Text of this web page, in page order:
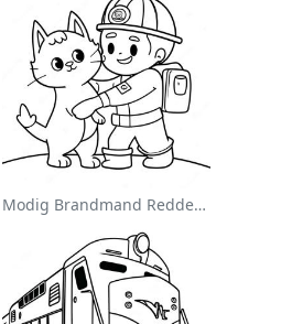
Modig Brandmand Redder En Kat Farvelægningsside